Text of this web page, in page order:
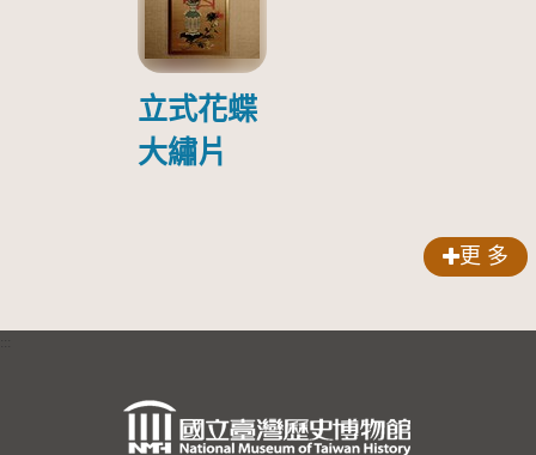
立式花蝶
大繡片
傷日本戰
更 多